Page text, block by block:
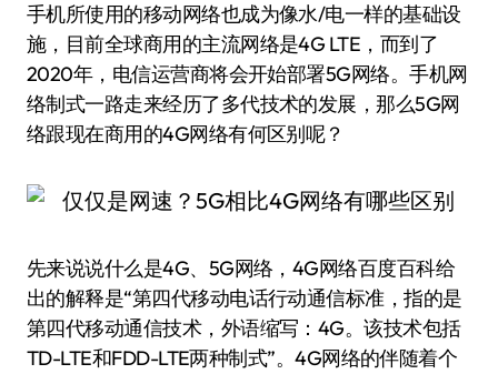
手机所使用的移动网络也成为像水/电一样的基础设
施，目前全球商用的主流网络是4G LTE，而到了
2020年，电信运营商将会开始部署5G网络。手机网
络制式一路走来经历了多代技术的发展，那么5G网
络跟现在商用的4G网络有何区别呢？
先来说说什么是4G、5G网络，4G网络百度百科给
出的解释是“第四代移动电话行动通信标准，指的是
第四代移动通信技术，外语缩写：4G。该技术包括
TD-LTE和FDD-LTE两种制式”。4G网络的伴随着个